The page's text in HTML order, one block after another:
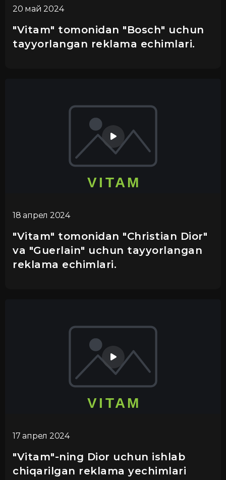
20 май 2024
"Vitam" tomonidan "Bosch" uchun
tayyorlangan reklama echimlari.
18 апрел 2024
"Vitam" tomonidan "Christian Dior"
va "Guerlain" uchun tayyorlangan
reklama echimlari.
17 апрел 2024
"Vitam"-ning Dior uchun ishlab
chiqarilgan reklama yechimlari